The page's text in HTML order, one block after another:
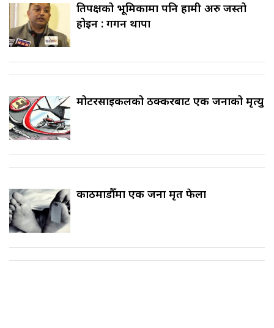
प्रतिपक्षको भूमिकामा पनि हामी अरु जस्तो
होइन : गगन थापा
मोटरसाइकलको ठक्करबाट एक जनाको मृत्यु
काठमाडौँमा एक जना मृत फेला